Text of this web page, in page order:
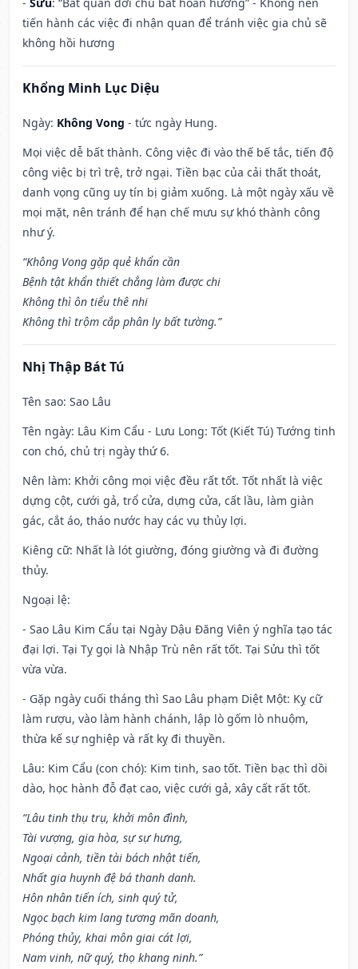
tiến hành các việc đi nhận quan để tránh việc gia chủ sẽ
không hồi hương
Khổng Minh Lục Diệu
Ngày: Không Vong - tức ngày Hung.
Mọi việc dễ bất thành. Công việc đi vào thế bế tắc, tiến độ
công việc bị trì trệ, trở ngại. Tiền bạc của cải thất thoát,
danh vọng cũng uy tín bị giảm xuống. Là một ngày xấu về
mọi mặt, nên tránh để hạn chế mưu sự khó thành công
như ý.
“Không Vong gặp quẻ khẩn cần
Bệnh tật khẩn thiết chẳng làm được chi
Không thì ôn tiểu thê nhi
Không thì trộm cắp phân ly bất tường.”
Nhị Thập Bát Tú
Tên sao: Sao Lâu
Tên ngày: Lâu Kim Cẩu - Lưu Long: Tốt (Kiết Tú) Tướng tinh
con chó, chủ trị ngày thứ 6.
Nên làm: Khởi công mọi việc đều rất tốt. Tốt nhất là việc
dựng cột, cưới gả, trổ cửa, dựng cửa, cất lầu, làm giàn
gác, cắt áo, tháo nước hay các vụ thủy lợi.
Kiêng cữ: Nhất là lót giường, đóng giường và đi đường
thủy.
Ngoại lệ:
- Sao Lâu Kim Cẩu tại Ngày Dậu Đăng Viên ý nghĩa tạo tác
đại lợi. Tại Tỵ gọi là Nhập Trù nên rất tốt. Tại Sửu thì tốt
vừa vừa.
- Gặp ngày cuối tháng thì Sao Lâu phạm Diệt Một: Kỵ cữ
làm rượu, vào làm hành chánh, lập lò gốm lò nhuộm,
thừa kế sự nghiệp và rất kỵ đi thuyền.
Lâu: Kim Cẩu (con chó): Kim tinh, sao tốt. Tiền bạc thì dồi
dào, học hành đỗ đạt cao, việc cưới gả, xây cất rất tốt.
“Lâu tinh thụ trụ, khởi môn đình,
Tài vượng, gia hòa, sự sự hưng,
Ngoại cảnh, tiền tài bách nhật tiến,
Nhất gia huynh đệ bá thanh danh.
Hôn nhân tiến ích, sinh quý tử,
Ngọc bạch kim lang tương mãn doanh,
Phóng thủy, khai môn giai cát lợi,
Nam vinh, nữ quý, thọ khang ninh.”